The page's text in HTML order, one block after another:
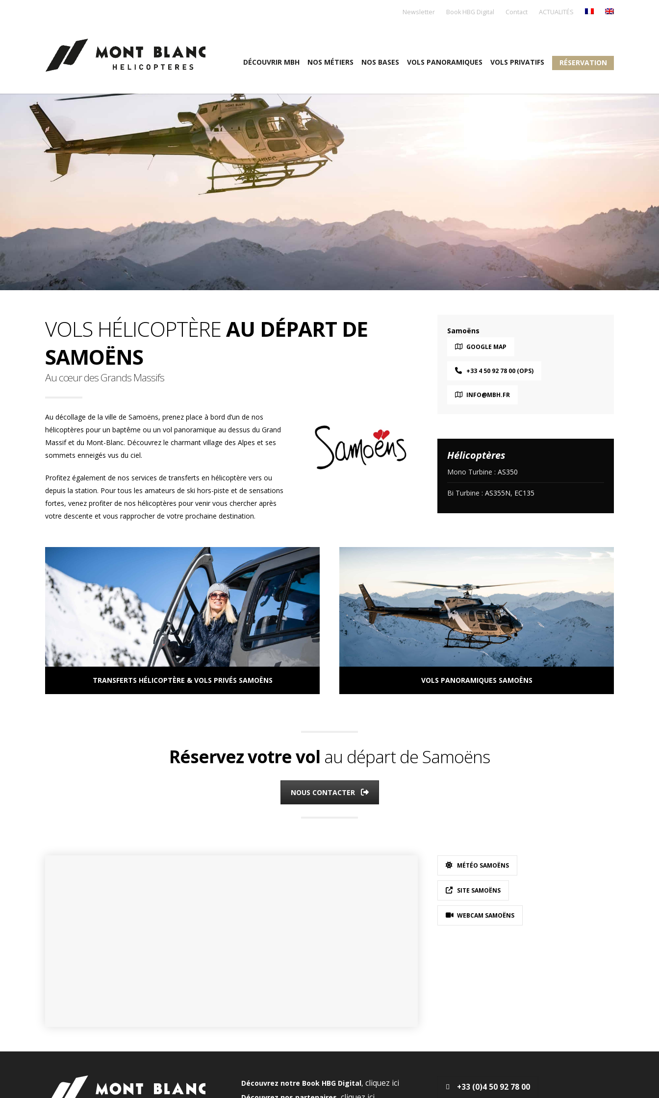
Newsletter Book HBG Digital Contact ACTUALITÉS
DÉCOUVRIR MBH NOS MÉTIERS NOS BASES VOLS PANORAMIQUES VOLS PRIVATIFS RÉSERVATION
VOLS HÉLICOPTÈREAU DÉPART DE
SAMOËNS
Au cœur des Grands Massifs
Au décollage de la ville de Samoëns, prenez place à bord d’un de nos
hélicoptères pour un baptême ou un vol panoramique au dessus du Grand
Massif et du Mont-Blanc. Découvrez le charmant village des Alpes et ses
sommets enneigés vus du ciel.
Profitez également de nos services de transferts en hélicoptère vers ou
depuis la station. Pour tous les amateurs de ski hors-piste et de sensations
fortes, venez profiter de nos hélicoptères pour venir vous chercher après
votre descente et vous rapprocher de votre prochaine destination.
Samoëns
GOOGLE MAP
+33 4 50 92 78 00 (OPS)
INFO@MBH.FR
Hélicoptères
Mono Turbine : AS350
Bi Turbine : AS355N, EC135
TRANSFERTS HÉLICOPTÈRE & VOLS PRIVÉS SAMOËNS VOLS PANORAMIQUES SAMOËNS
Réservez votre vol au départ de Samoëns
NOUS CONTACTER
MÉTÉO SAMOËNS
SITE SAMOËNS
WEBCAM SAMOËNS
Découvrez notre Book HBG Digital, cliquez ici +33 (0)4 50 92 78 00